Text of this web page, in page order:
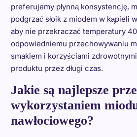
preferujemy płynną konsystencję,
podgrzać słoik z miodem w kąpieli
aby nie przekraczać temperatury
odpowiedniemu przechowywaniu
smakiem i korzyściami
produktu przez długi czas.
Jakie są najlepsze
wykorzystaniem
nawłociowego?